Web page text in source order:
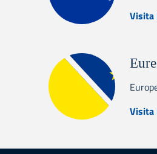
Visita
Visita